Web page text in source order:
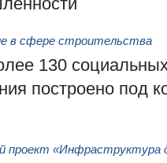
в сфере строительства
130
построено под
проект «Инфраструктура